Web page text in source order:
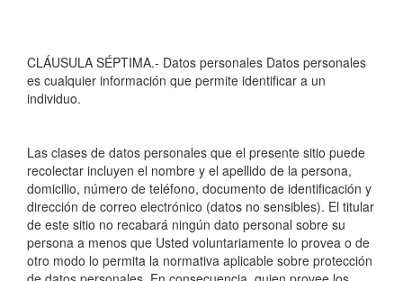
CLÁUSULA SÉPTIMA.- Datos personales Datos personales
es cualquier información que permite identificar a un
individuo.
Las clases de datos personales que el presente sitio puede
recolectar incluyen el nombre y el apellido de la persona,
domicilio, número de teléfono, documento de identificación y
dirección de correo electrónico (datos no sensibles). El titular
de este sitio no recabará ningún dato personal sobre su
persona a menos que Usted voluntariamente lo provea o de
otro modo lo permita la normativa aplicable sobre protección